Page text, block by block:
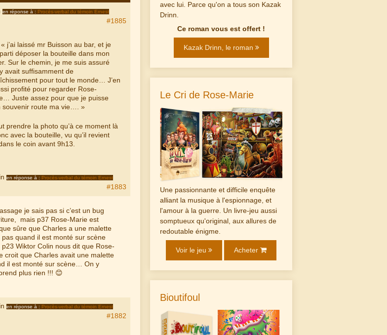
en réponse à : Procès-verbal du témoin Ernest
#1885
j’ai laissé mr Buisson au bar, et je
déposer la bouteille dans mon
Sur le chemin, je me suis assuré
y avait suffisamment de
pour tout le monde… J’en
profité pour regarder Rose-
Juste assez pour que je puisse
souvenir route ma vie…. »
prendre la photo qu’à ce moment là
avec la bouteille, vu qu’il revient
le coin avant 9h13.
en réponse à : Procès-verbal du témoin Ernest
#1883
je sais pas si c’est un bug
mais p37 Rose-Marie est
sûre que Charles a une malette
pas quand il est monté sur scène
p23 Wiktor Colin nous dit que Rose-
croit que Charles avait une malette
il est monté sur scène… On y
plus rien !!! 😊
en réponse à : Procès-verbal du témoin Ernest
#1882
avec lui. Parce qu'on a tous son Kazak
Drinn.
Ce roman vous est offert !
Kazak Drinn, le roman
Le Cri de Rose-Marie
Une passionnante et difficile enquête
alliant la musique à l'espionnage, et
l'amour à la guerre. Un livre-jeu aussi
somptueux qu'original, aux allures de
redoutable énigme.
Voir le jeu Acheter
Bioutifoul